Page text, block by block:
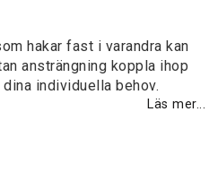
hakar fast i varandra kan
ansträngning koppla ihop
individuella behov.
Läs mer...